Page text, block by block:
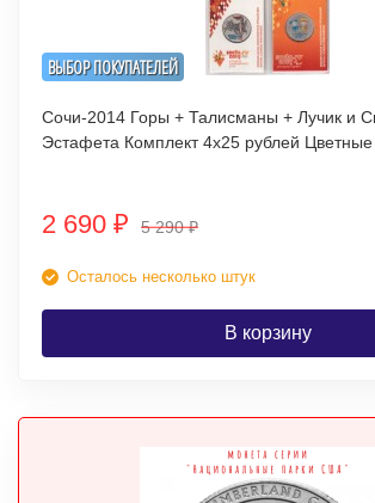
ВЫБОР ПОКУПАТЕЛЕЙ
Сочи-2014 Горы + Талисманы + Лучик и Снежинка +
Эстафета Комплект 4х25 рублей Цветные
2 690 ₽ 5 290₽
Осталось несколько штук
В корзину